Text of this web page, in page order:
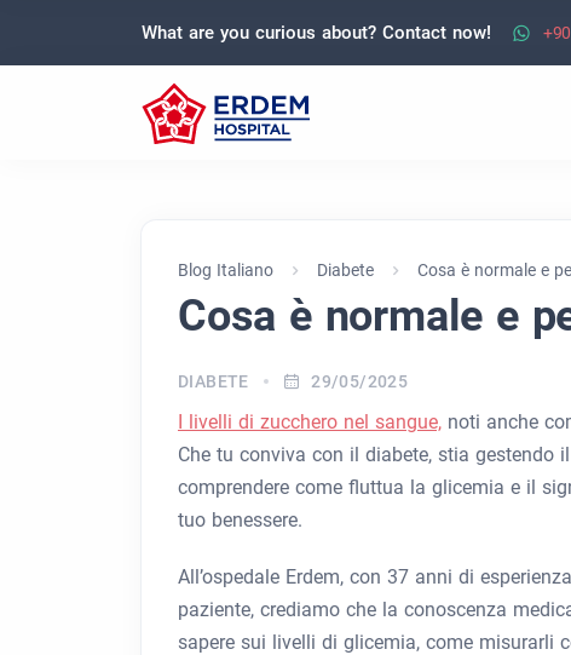
What are you curious about? Contact now!
Blog Italiano Diabete Cosa è normale e
Cosa è normale e
DIABETE 29/05/2025
I livelli di zucchero nel sangue, noti anche
Che tu conviva con il diabete, stia gestendo
comprendere come fluttua la glicemia e il
tuo benessere.
All’ospedale Erdem, con 37 anni di
paziente, crediamo che la conoscenza
sapere sui livelli di glicemia, come misurarli